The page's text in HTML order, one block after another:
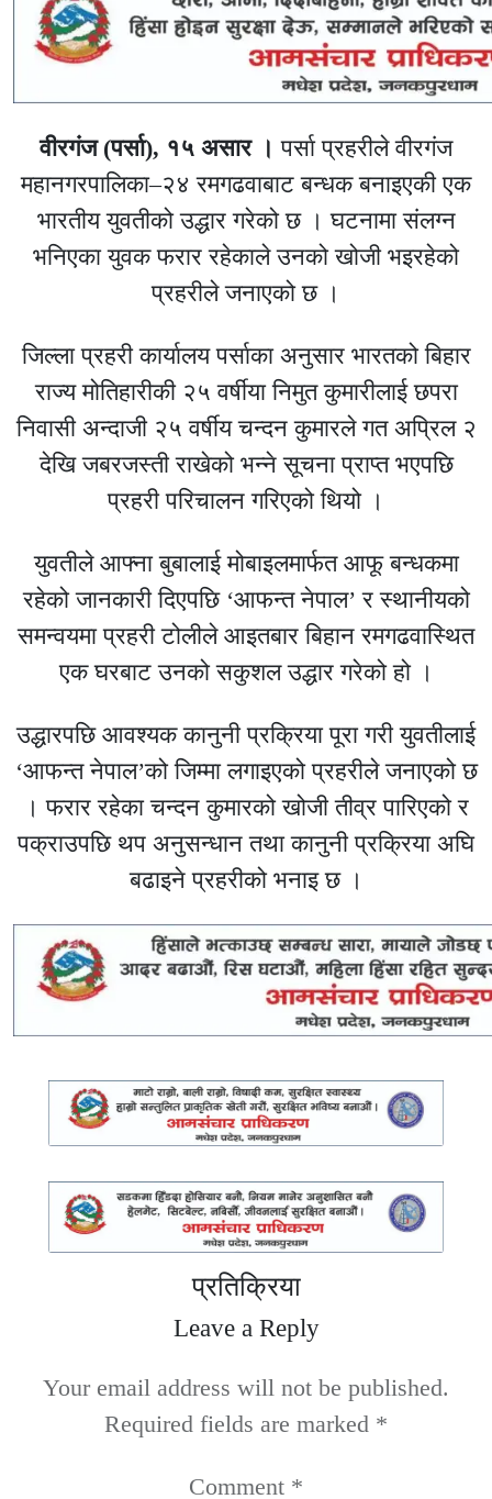
वीरगंज (पर्सा), १५ असार । पर्सा प्रहरीले वीरगंज
महानगरपालिका–२४ रमगढवाबाट बन्धक बनाइएकी एक
भारतीय युवतीको उद्धार गरेको छ । घटनामा संलग्न
भनिएका युवक फरार रहेकाले उनको खोजी भइरहेको
प्रहरीले जनाएको छ ।
जिल्ला प्रहरी कार्यालय पर्साका अनुसार भारतको बिहार
राज्य मोतिहारीकी २५ वर्षीया निमुत कुमारीलाई छपरा
निवासी अन्दाजी २५ वर्षीय चन्दन कुमारले गत अप्रिल २
देखि जबरजस्ती राखेको भन्ने सूचना प्राप्त भएपछि
प्रहरी परिचालन गरिएको थियो ।
युवतीले आफ्ना बुबालाई मोबाइलमार्फत आफू बन्धकमा
रहेको जानकारी दिएपछि ‘आफन्त नेपाल’ र स्थानीयको
समन्वयमा प्रहरी टोलीले आइतबार बिहान रमगढवास्थित
एक घरबाट उनको सकुशल उद्धार गरेको हो ।
उद्धारपछि आवश्यक कानुनी प्रक्रिया पूरा गरी युवतीलाई
‘आफन्त नेपाल’को जिम्मा लगाइएको प्रहरीले जनाएको छ
। फरार रहेका चन्दन कुमारको खोजी तीव्र पारिएको र
पक्राउपछि थप अनुसन्धान तथा कानुनी प्रक्रिया अघि
बढाइने प्रहरीको भनाइ छ ।
प्रतिक्रिया
Leave a Reply
Your email address will not be published.
Required fields are marked *
Comment *